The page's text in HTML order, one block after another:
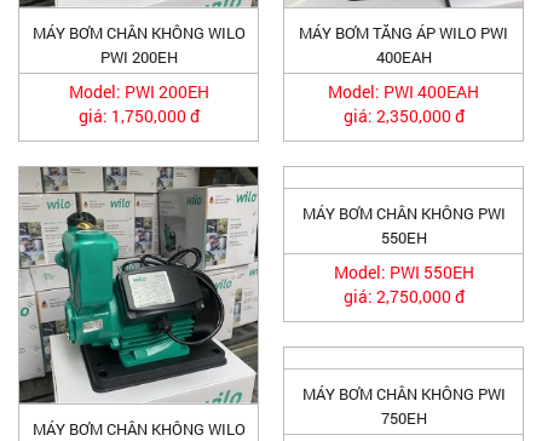
MÁY BƠM CHÂN KHÔNG WILO
PWI 200EH
Model: PWI 200EH
giá: 1,750,000 đ
MÁY BƠM TĂNG ÁP WILO PWI
400EAH
Model: PWI 400EAH
giá: 2,350,000 đ
MÁY BƠM CHÂN KHÔNG WILO
MÁY BƠM CHÂN KHÔNG PWI
550EH
Model: PWI 550EH
giá: 2,750,000 đ
MÁY BƠM CHÂN KHÔNG PWI
750EH